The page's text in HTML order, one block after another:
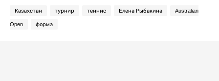
Казахстан турнир теннис Елена Рыбакина Australian
Open форма